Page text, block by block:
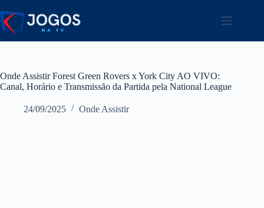
para
o
conteúdo
Onde Assistir Forest Green Rovers x York City AO VIVO:
Canal, Horário e Transmissão da Partida pela National League
24/09/2025 Onde Assistir